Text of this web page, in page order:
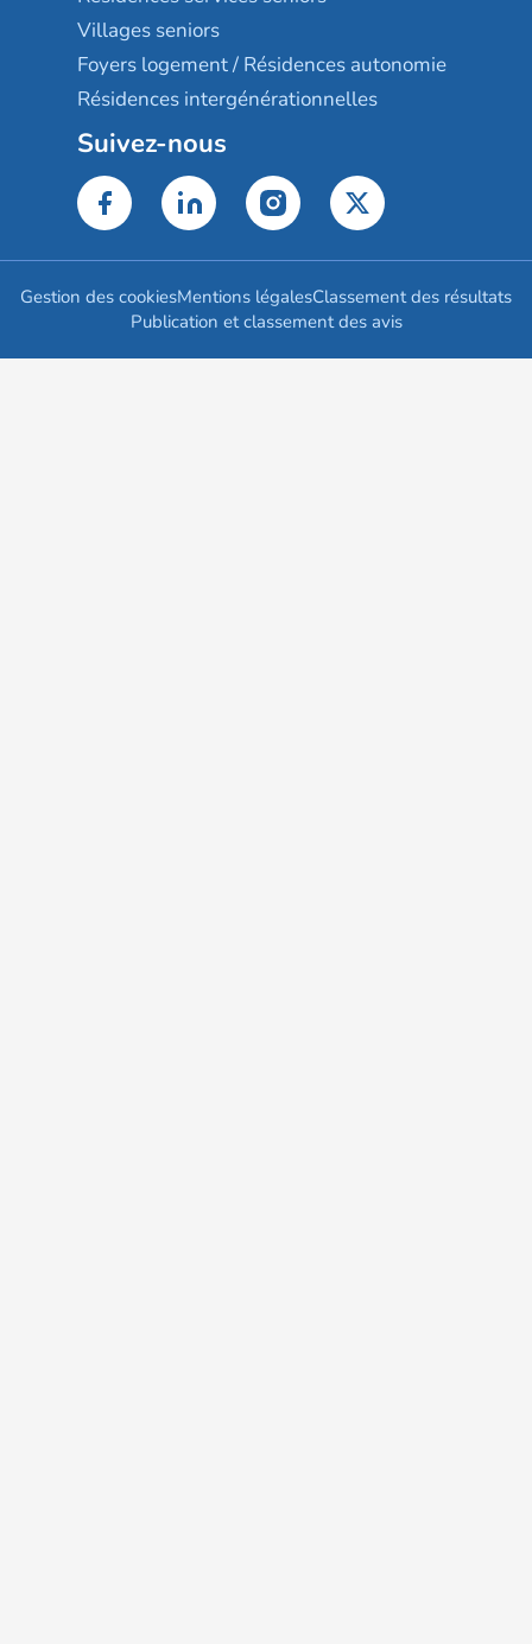
Villages seniors
Foyers logement / Résidences autonomie
Résidences intergénérationnelles
Suivez-nous
Gestion des cookiesMentions légalesClassement des résultats
Publication et classement des avis